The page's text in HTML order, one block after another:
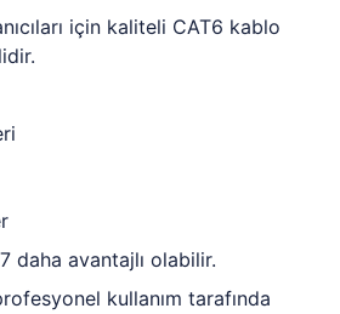
için kaliteli CAT6 kablo
daha avantajlı olabilir.
kullanım tarafında